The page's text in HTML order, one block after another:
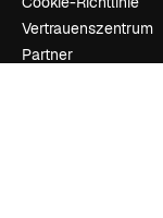
Vertrauenszentrum
Partner